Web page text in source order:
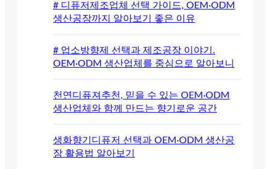
# 디퓨저제조업체 선택 가이드, OEM·ODM
생산공장까지 알아보기 좋은 이유
# 업소방향제 선택과 제조공장 이야기.
OEM·ODM 생산업체를 중심으로 알아보니
천연디퓨져추천, 믿을 수 있는 OEM·ODM
생산업체와 함께 만드는 향기로운 공간
생화향기디퓨저 선택과 OEM·ODM 생산공
장 활용법 알아보기